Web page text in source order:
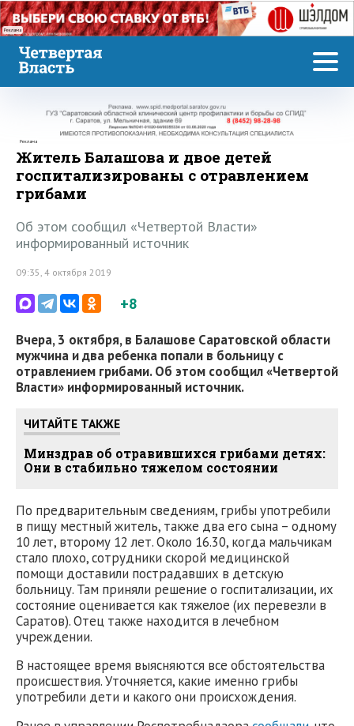
Реклама
Реклама
Житель Балашова и двое детей
госпитализированы с отравлением
грибами
Об этом сообщил «Четвертой Власти»
информированный источник
09:35, 4 октября 2019
+8
Вчера, 3 октября, в Балашове Саратовской области
мужчина и два ребенка попали в больницу с
отравлением грибами. Об этом сообщил «Четвертой
Власти» информированный источник.
ЧИТАЙТЕ ТАКЖЕ
Минздрав об отравившихся грибами детях:
Они в стабильно тяжелом состоянии
По предварительным сведениям, грибы употребили
в пищу местный житель, также два его сына – одному
10 лет, второму 12 лет. Около 16.30, когда мальчикам
стало плохо, сотрудники скорой медицинской
помощи доставили пострадавших в детскую
больницу. Там приняли решение о госпитализации, их
состояние оценивается как тяжелое (их перевезли в
Саратов). Отец также находится в лечебном
учреждении.
В настоящее время выясняются все обстоятельства
происшествия. Уточняется, какие именно грибы
употребили дети и какого они происхождения.